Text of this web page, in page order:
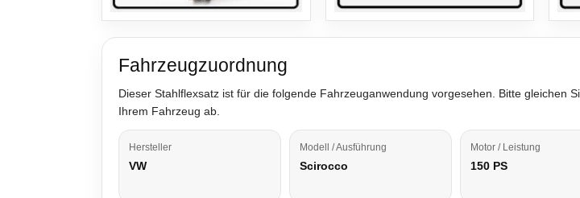
Fahrzeugzuordnung
Dieser Stahlflexsatz ist für die folgende Fahrzeuganwendung vorgesehen. Bitte gleichen
Ihrem Fahrzeug ab.
Hersteller
VW
Modell / Ausführung
Scirocco
Motor / Leistung
150 PS